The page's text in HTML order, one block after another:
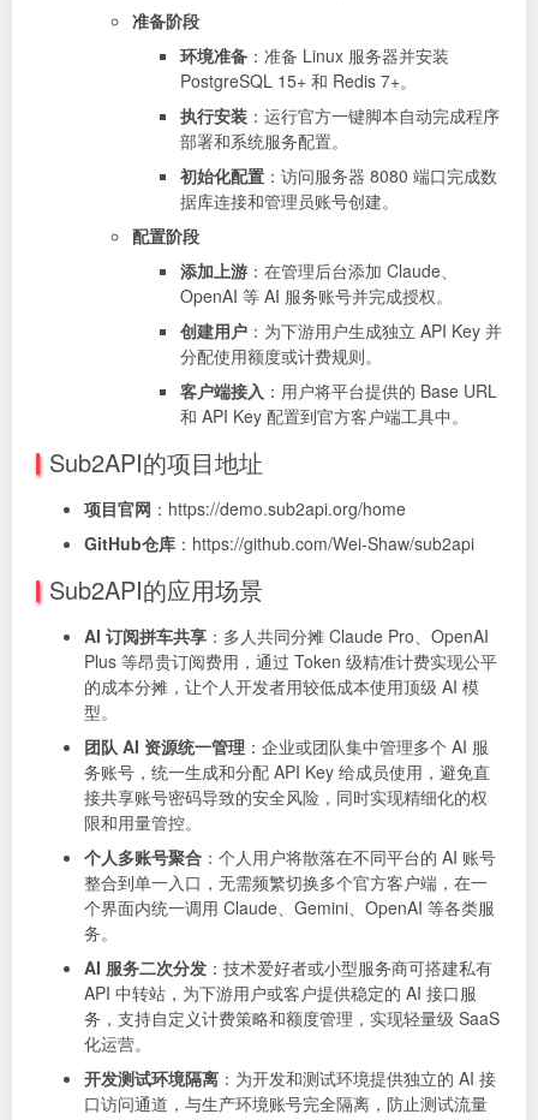
准备阶段
环境准备 ：准备 Linux 服务器并安装
PostgreSQL 15+ 和 Redis 7+。
执行安装 ：运行官方一键脚本自动完成程序
部署和系统服务配置。
初始化配置 ：访问服务器 8080 端口完成数
据库连接和管理员账号创建。
配置阶段
添加上游 ：在管理后台添加 Claude、
OpenAI 等 AI 服务账号并完成授权。
创建用户 ：为下游用户生成独立 API Key 并
分配使用额度或计费规则。
客户端接入 ：用户将平台提供的 Base URL
和 API Key 配置到官方客户端工具中。
Sub2API的项目地址
项目官网 ：https://demo.sub2api.org/home
GitHub仓库 ：https://github.com/Wei-Shaw/sub2api
Sub2API的应用场景
AI 订阅拼车共享 ：多人共同分摊 Claude Pro、OpenAI
Plus 等昂贵订阅费用，通过 Token 级精准计费实现公平
的成本分摊，让个人开发者用较低成本使用顶级 AI 模
型。
团队 AI 资源统一管理 ：企业或团队集中管理多个 AI 服
务账号，统一生成和分配 API Key 给成员使用，避免直
接共享账号密码导致的安全风险，同时实现精细化的权
限和用量管控。
个人多账号聚合 ：个人用户将散落在不同平台的 AI 账号
整合到单一入口，无需频繁切换多个官方客户端，在一
个界面内统一调用 Claude、Gemini、OpenAI 等各类服
务。
AI 服务二次分发 ：技术爱好者或小型服务商可搭建私有
API 中转站，为下游用户或客户提供稳定的 AI 接口服
务，支持自定义计费策略和额度管理，实现轻量级 SaaS
化运营。
开发测试环境隔离 ：为开发和测试环境提供独立的 AI 接
口访问通道，与生产环境账号完全隔离，防止测试流量